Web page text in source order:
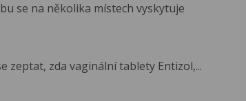
se na několika místech vyskytuje
zeptat, zda vaginální tablety Entizol,...